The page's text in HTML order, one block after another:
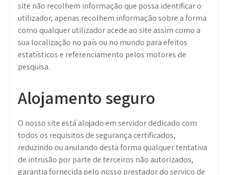
site não recolhem informação que possa identificar o
utilizador, apenas recolhem informação sobre a forma
como qualquer utilizador acede ao site assim como a
sua localização no país ou no mundo para efeitos
estatísticos e referenciamento pelos motores de
pesquisa.
Alojamento seguro
O nosso site está alojado em servidor dedicado com
todos os requisitos de segurança certificados,
reduzindo ou anulando desta forma qualquer tentativa
de intrusão por parte de terceiros não autorizados,
garantia fornecida pelo nosso prestador do serviço de